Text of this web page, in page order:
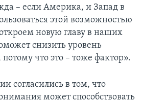
– если Америка, и Запад в
этой возможностью
новую главу в наших
снизить уровень
что это – тоже фактор».
согласились в том, что
может способствовать